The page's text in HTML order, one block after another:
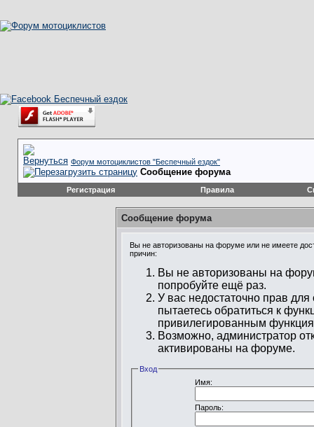
Форум мотоциклистов "Беспечный ездок"
Сообщение форума
Регистрация Правила
Сообщение форума
Вы не авторизованы на форуме или не имеете
причин:
Вы не авторизованы на
попробуйте ещё раз.
У вас недостаточно прав
пытаетесь обратиться к
привилегированным
Возможно, администратор
активированы на форуме.
Вход
Имя:
Пароль: